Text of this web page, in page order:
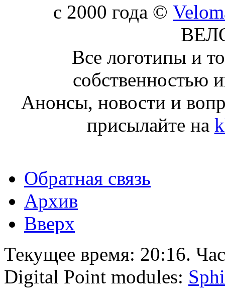
c 2000 года ©
Все логотипы и
собственностью
Анонсы, новости и
присылайте на
Обратная связь
Архив
Вверх
Текущее время: 20:16.
Digital Point modules: